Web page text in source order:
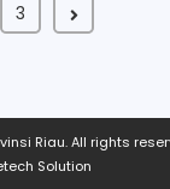
3
Riau. All rights
Solution